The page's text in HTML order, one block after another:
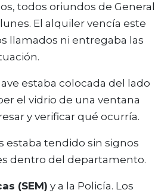
todos oriundos de General
El alquiler vencía este
llamados ni entregaba las
estaba colocada del lado
el vidrio de una ventana
y verificar qué ocurría.
estaba tendido sin signos
dentro del departamento.
(SEM) y a la Policía. Los